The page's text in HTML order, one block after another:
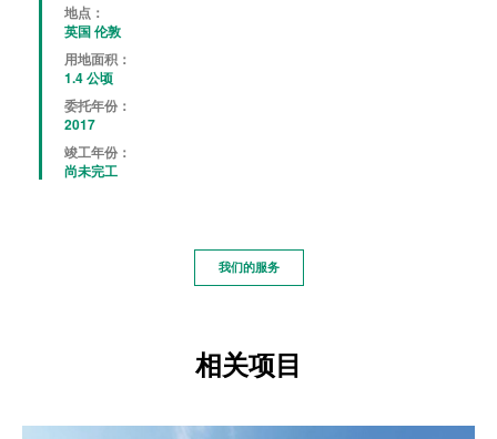
地点：
英国 伦敦
用地面积：
1.4 公顷
委托年份：
2017
竣工年份：
尚未完工
我们的服务
相关项目